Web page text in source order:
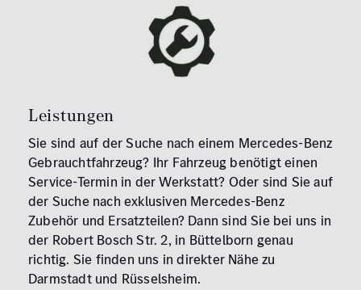
Leistungen
Sie sind auf der Suche nach einem Mercedes-Benz
Gebrauchtfahrzeug? Ihr Fahrzeug benötigt einen
Service-Termin in der Werkstatt? Oder sind Sie auf
der Suche nach exklusiven Mercedes-Benz
Zubehör und Ersatzteilen? Dann sind Sie bei uns in
der Robert Bosch Str. 2, in Büttelborn genau
richtig. Sie finden uns in direkter Nähe zu
Darmstadt und Rüsselsheim.